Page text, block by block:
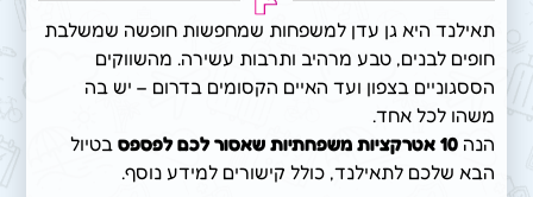
תאילנד היא גן עדן למשפחות שמחפשות חופשה שמשלבת
חופים לבנים, טבע מרהיב ותרבות עשירה. מהשווקים
הססגוניים בצפון ועד האיים הקסומים בדרום – יש בה
משהו לכל אחד.
הנה10 אטרקציות משפחתיות שאסור לכם לפספס בטיול
הבא שלכם לתאילנד, כולל קישורים למידע נוסף.